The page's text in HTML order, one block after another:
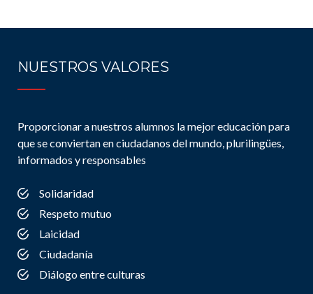
NUESTROS VALORES
Proporcionar a nuestros alumnos la mejor educación para
que se conviertan en ciudadanos del mundo, plurilingües,
informados y responsables
Solidaridad
Respeto mutuo
Laicidad
Ciudadanía
Diálogo entre culturas